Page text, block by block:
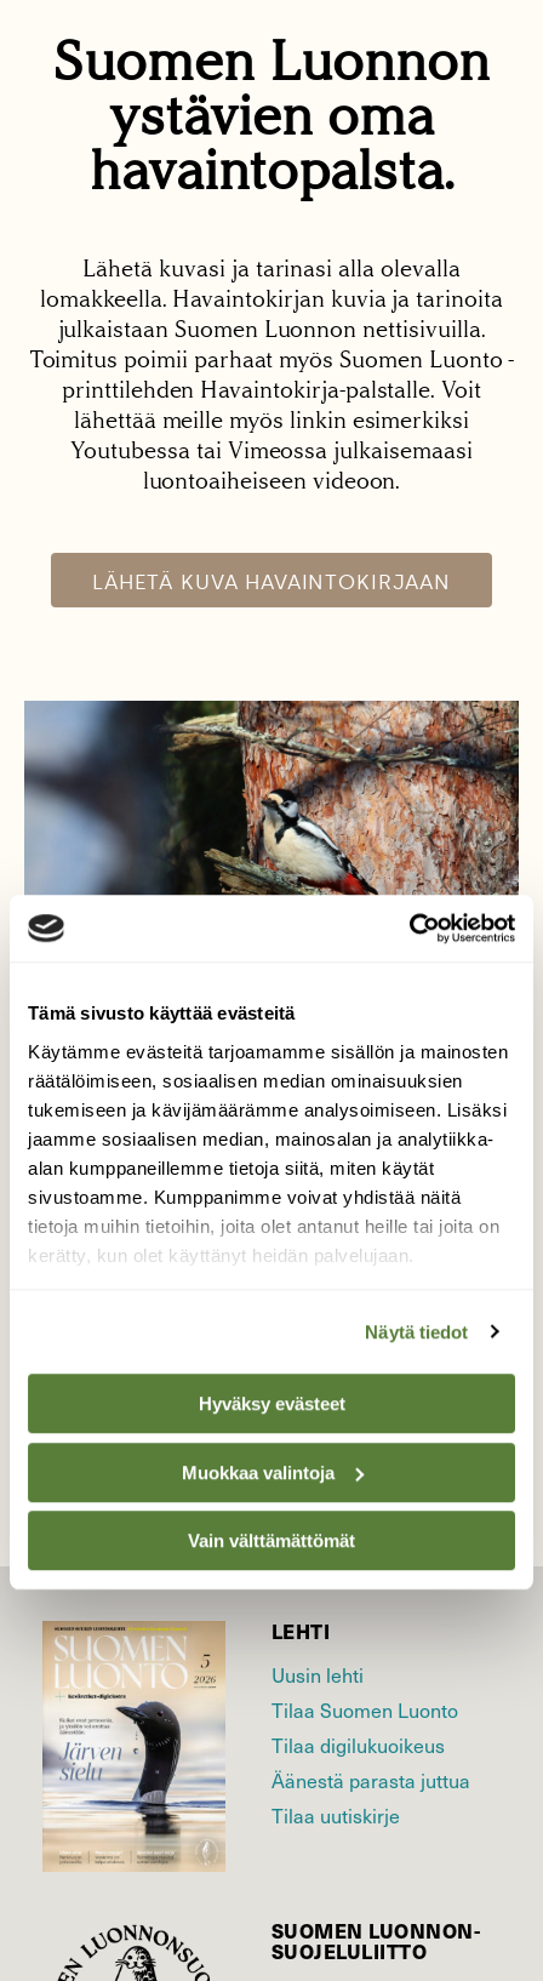
Tämä sivusto käyttää evästeitä
Käytämme evästeitä tarjoamamme sisällön ja mainosten
räätälöimiseen, sosiaalisen median ominaisuuksien
tukemiseen ja kävijämäärämme analysoimiseen. Lisäksi
jaamme sosiaalisen median, mainosalan ja analytiikka-
alan kumppaneillemme tietoja siitä, miten käytät
sivustoamme. Kumppanimme voivat yhdistää näitä
tietoja muihin tietoihin, joita olet antanut heille tai joita on
kerätty, kun olet käyttänyt heidän palvelujaan.
Näytä tiedot
Hyväksy evästeet
Muokkaa valintoja
Vain välttämättömät
Suomen Luonnon
ystävien oma
havaintopalsta.
Lähetä kuvasi ja tarinasi alla olevalla
lomakkeella. Havaintokirjan kuvia ja tarinoita
julkaistaan Suomen Luonnon nettisivuilla.
Toimitus poimii parhaat myös Suomen Luonto -
printtilehden Havaintokirja-palstalle. Voit
lähettää meille myös linkin esimerkiksi
Youtubessa tai Vimeossa julkaisemaasi
luontoaiheiseen videoon.
LÄHETÄ KUVA HAVAINTOKIRJAAN
Käpytikka
Olen jo kuulut tikkojen rummutusta.
Valokuvaaja: Jaana Saarelainen, Noljakka, Joensuu
TAKAISIN LISTAAN
LEHTI
Uusin lehti
Tilaa Suomen Luonto
Tilaa digilukuoikeus
Äänestä parasta juttua
Tilaa uutiskirje
SUOMEN LUONNON­
SUOJELU­LIITTO